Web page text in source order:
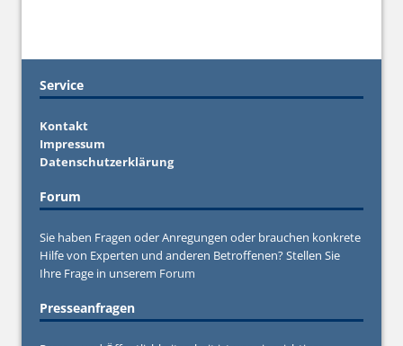
Service
Kontakt
Impressum
Datenschutzerklärung
Forum
Sie haben Fragen oder Anregungen oder brauchen konkrete
Hilfe von Experten und anderen Betroffenen? Stellen Sie
Ihre Frage in unserem Forum
Presseanfragen